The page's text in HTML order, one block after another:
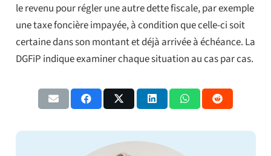
le revenu pour régler une autre dette fiscale, par exemple
une taxe foncière impayée, à condition que celle-ci soit
certaine dans son montant et déjà arrivée à échéance. La
DGFiP indique examiner chaque situation au cas par cas.